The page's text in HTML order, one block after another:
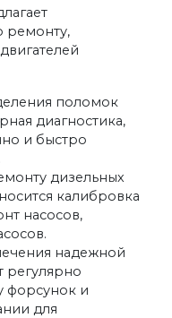
ремонту,
поломок
диагностика,
и быстро
дизельных
калибровка
насосов,
надежной
регулярно
форсунок и
для